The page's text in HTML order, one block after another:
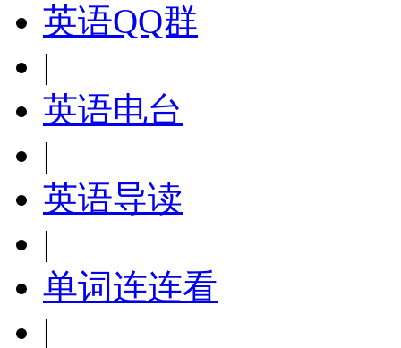
英语QQ群
|
英语电台
|
英语导读
|
单词连连看
|